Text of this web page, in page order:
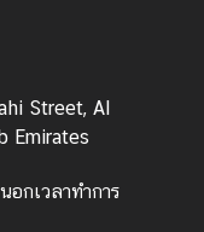
Street, Al
Emirates
กเวลาทำการ